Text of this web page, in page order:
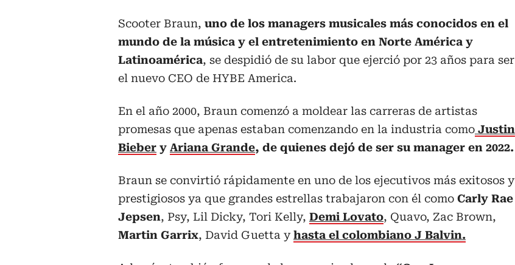
Scooter Braun, uno de los managers musicales más conocidos en el
mundo de la música y el entretenimiento en Norte América y
Latinoamérica, se despidió de su labor que ejerció por 23 años para ser
el nuevo CEO de HYBE America.
En el año 2000, Braun comenzó a moldear las carreras de artistas
promesas que apenas estaban comenzando en la industria como Justin
Bieber y Ariana Grande, de quienes dejó de ser su manager en 2022.
Braun se convirtió rápidamente en uno de los ejecutivos más exitosos y
prestigiosos ya que grandes estrellas trabajaron con él como Carly Rae
Jepsen, Psy, Lil Dicky, Tori Kelly, Demi Lovato, Quavo, Zac Brown,
Martin Garrix, David Guetta yhasta el colombiano J Balvin.